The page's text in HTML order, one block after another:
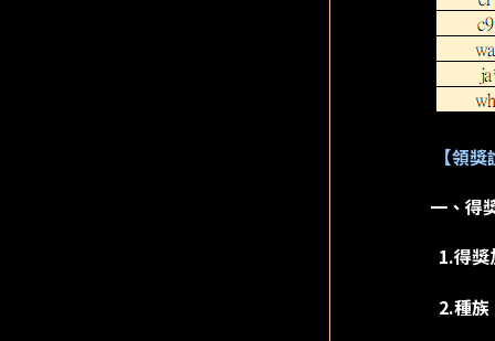
【領
一、得
1.得
2.種